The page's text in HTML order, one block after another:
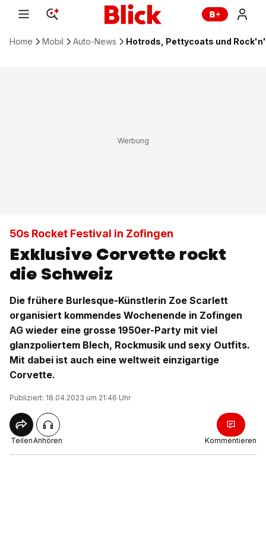
Home Mobil Auto-News Hotrods, Pettycoats und
50s Rocket Festival in Zofingen
Exklusive Corvette rockt
die Schweiz
Die frühere Burlesque-Künstlerin Zoe Scarlett
organisiert kommendes Wochenende in Zofingen
AG wieder eine grosse 1950er-Party mit viel
glanzpoliertem Blech, Rockmusik und sexy Outfits.
Mit dabei ist auch eine weltweit einzigartige
Corvette.
Publiziert: 18.04.2023 um 21:46 Uhr
TeilenAnhören Kommentieren